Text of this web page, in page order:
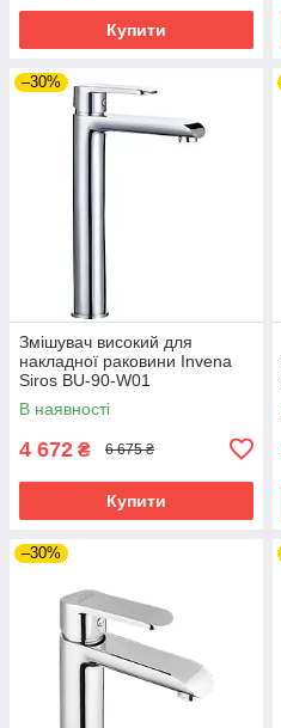
Купити
–30%
Змішувач високий для
накладної раковини Invena
Siros BU-90-W01
В наявності
4 672 ₴ 6 675 ₴
Купити
–30%